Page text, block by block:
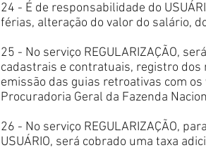
24 - É de responsabilidade do
férias, alteração do valor do salário,
25 - No serviço REGULARIZAÇÃO,
cadastrais e contratuais, registro
emissão das guias retroativas com
Procuradoria Geral da Fazenda
26 - No serviço REGULARIZAÇÃO,
USUÁRIO, será cobrado uma taxa